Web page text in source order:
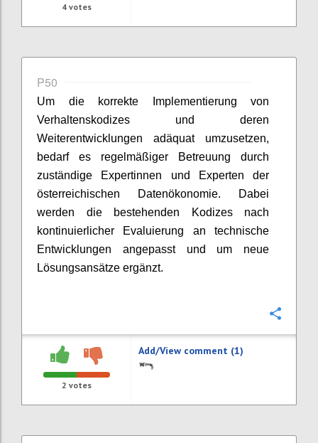
4 votes
P50
Um die korrekte Implementierung von
Verhaltenskodizes und deren
Weiterentwicklungen adäquat umzusetzen,
bedarf es regelmäßiger Betreuung durch
zuständige Expertinnen und Experten der
österreichischen Datenökonomie. Dabei
werden die bestehenden Kodizes nach
kontinuierlicher Evaluierung an technische
Entwicklungen angepasst und um neue
Lösungsansätze ergänzt.
2 votes
Add/View comment (1)